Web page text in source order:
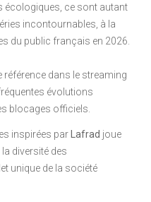
écologiques, ce sont autant
incontournables, à la
du public français en 2026.
référence dans le streaming
évolutions
blocages officiels.
inspirées par Lafrad joue
diversité des
unique de la société